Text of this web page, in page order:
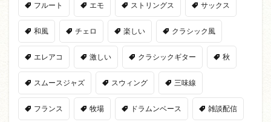
フルート エモ ストリングス サックス
和風 チェロ 楽しい クラシック風
エレアコ 激しい クラシックギター 秋
スムースジャズ スウィング 三味線
フランス 牧場 ドラムンベース 雑談配信